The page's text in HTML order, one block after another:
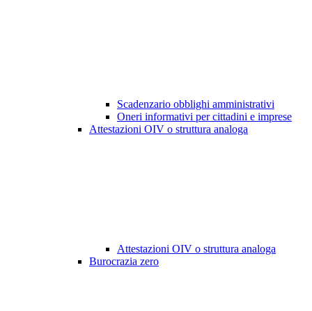
Scadenzario obblighi amministrativi
Oneri informativi per cittadini e imprese
Attestazioni OIV o struttura analoga
Attestazioni OIV o struttura analoga
Burocrazia zero